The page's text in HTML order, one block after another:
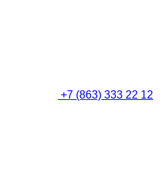
+7 (863) 333 22 12